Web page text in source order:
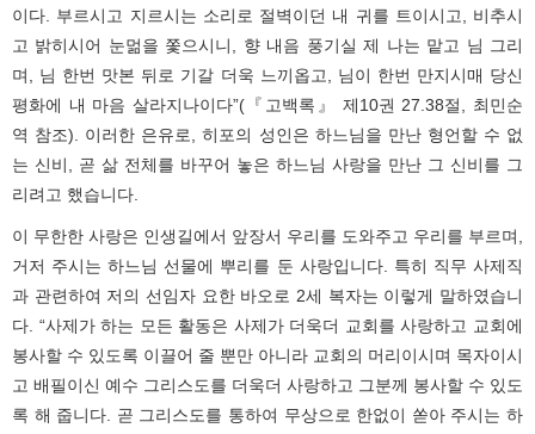
이다. 부르시고 지르시는 소리로 절벽이던 내 귀를 트이시고, 비추시
고 밝히시어 눈멂을 쫓으시니, 향 내음 풍기실 제 나는 맡고 님 그리
며, 님 한번 맛본 뒤로 기갈 더욱 느끼옵고, 님이 한번 만지시매 당신
평화에 내 마음 살라지나이다”(『고백록』 제10권 27.38절, 최민순
역 참조). 이러한 은유로, 히포의 성인은 하느님을 만난 형언할 수 없
는 신비, 곧 삶 전체를 바꾸어 놓은 하느님 사랑을 만난 그 신비를 그
리려고 했습니다.
이 무한한 사랑은 인생길에서 앞장서 우리를 도와주고 우리를 부르며,
거저 주시는 하느님 선물에 뿌리를 둔 사랑입니다. 특히 직무 사제직
과 관련하여 저의 선임자 요한 바오로 2세 복자는 이렇게 말하였습니
다. “사제가 하는 모든 활동은 사제가 더욱더 교회를 사랑하고 교회에
봉사할 수 있도록 이끌어 줄 뿐만 아니라 교회의 머리이시며 목자이시
고 배필이신 예수 그리스도를 더욱더 사랑하고 그분께 봉사할 수 있도
록 해 줍니다. 곧 그리스도를 통하여 무상으로 한없이 쏟아 주시는 하